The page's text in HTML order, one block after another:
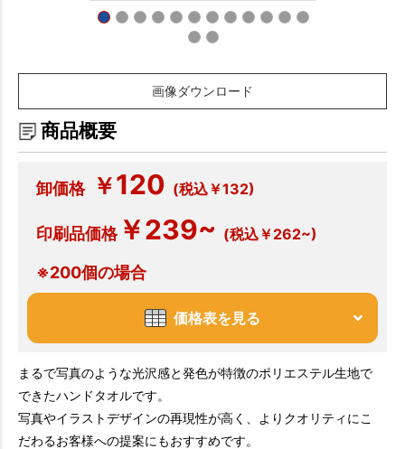
画像ダウンロード
商品概要
卸価格 ￥120 (税込￥132)
印刷品価格￥239~ (税込￥262~)
※200個の場合
価格表を見る
まるで写真のような光沢感と発色が特徴のポリエステル生地で
できたハンドタオルです。
写真やイラストデザインの再現性が高く、よりクオリティにこ
だわるお客様への提案にもおすすめです。